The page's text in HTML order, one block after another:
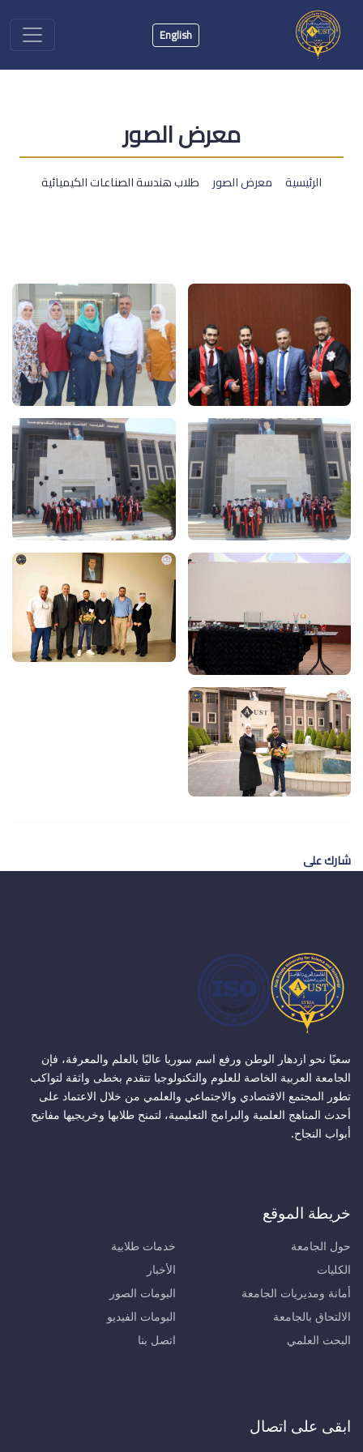
English
معرض الصور
الرئيسية معرض الصور طلاب هندسة الصناعات الكيميائية
شارك على
سعيًا نحو ازدهار الوطن ورفع اسم سوريا عاليًا بالعلم والمعرفة، فإن
الجامعة العربية الخاصة للعلوم والتكنولوجيا تتقدم بخطى واثقة لتواكب
تطور المجتمع الاقتصادي والاجتماعي والعلمي من خلال الاعتماد على
أحدث المناهج العلمية والبرامج التعليمية، لتمنح طلابها وخريجيها مفاتيح
أبواب النجاح.
خريطة الموقع
حول الجامعة
الكليات
أمانة ومديريات الجامعة
الالتحاق بالجامعة
البحث العلمي
خدمات طلابية
الأخبار
البومات الصور
البومات الفيديو
اتصل بنا
ابقى على اتصال